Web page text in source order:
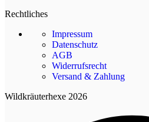
Rechtliches
Impressum
Datenschutz
AGB
Widerrufsrecht
Versand & Zahlung
Wildkräuterhexe 2026